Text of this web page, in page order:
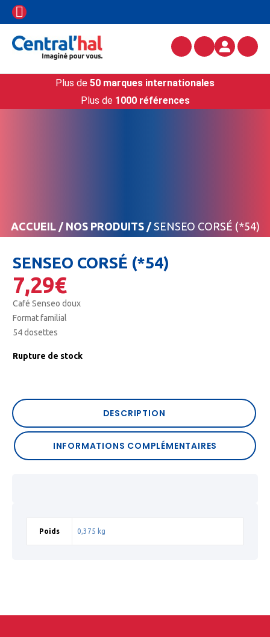
Plus de 50 marques internationales
Plus de 1000 références
ACCUEIL/ NOS PRODUITS/ SENSEO CORSÉ (*54)
SENSEO CORSÉ (*54)
7,29€
Café Senseo doux
Format familial
54 dosettes
Rupture de stock
DESCRIPTION
INFORMATIONS COMPLÉMENTAIRES
Poids 0,375 kg